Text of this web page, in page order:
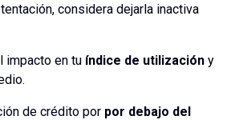
considera dejarla inactiva
impacto en tu índice de utilización y
de crédito por por debajo del